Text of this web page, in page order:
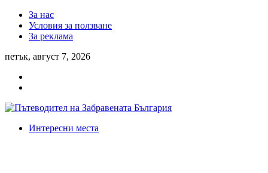
За нас
Условия за ползване
За реклама
петък, август 7, 2026
Интересни места